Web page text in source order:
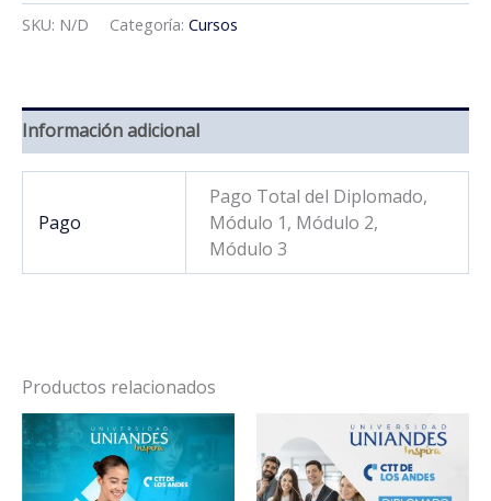
CLÍNICA
ADOLESCENTE
cantidad
SKU: N/D Categoría: Cursos
Información adicional
Pago
Pago Total del Diplomado,
Módulo 1, Módulo 2,
Módulo 3
Productos relacionados